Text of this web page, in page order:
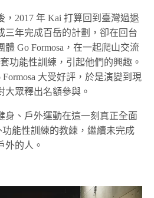
2017 年 Kai 打算回到臺灣過退
三年完成百岳的計劃，卻在回台
Go Formosa，在一起爬山交流
功能性訓練，引起他們的興趣。
大受好評，於是演變到現
大眾釋出名額參與。
身、戶外運動在這一刻真正全面
能性訓練的教練，繼續未完成
外的人。